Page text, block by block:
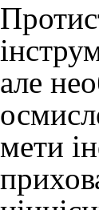
але
мети